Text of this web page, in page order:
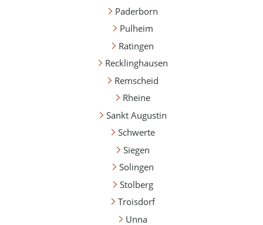
Paderborn
Pulheim
Ratingen
Recklinghausen
Remscheid
Rheine
Sankt Augustin
Schwerte
Siegen
Solingen
Stolberg
Troisdorf
Unna